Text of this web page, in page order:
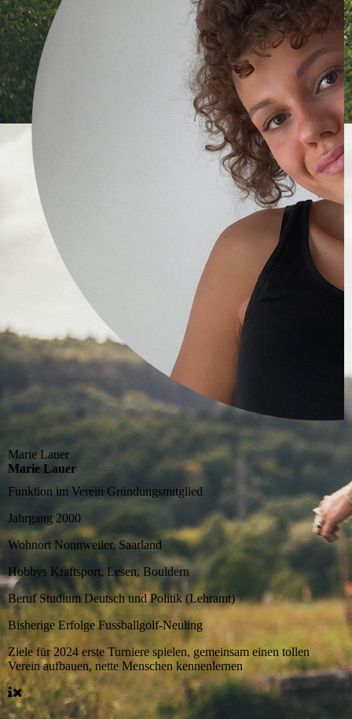
Marie Lauer
Marie Lauer
Funktion im Verein Gründungsmitglied
Jahrgang2000
Wohnort Nonnweiler, Saarland
Hobbys Kraftsport, Lesen, Bouldern
Beruf Studium Deutsch und Politik (Lehramt)
Bisherige Erfolge Fussballgolf-Neuling
Ziele für 2024 erste Turniere spielen, gemeinsam einen tollen
Verein aufbauen, nette Menschen kennenlernen